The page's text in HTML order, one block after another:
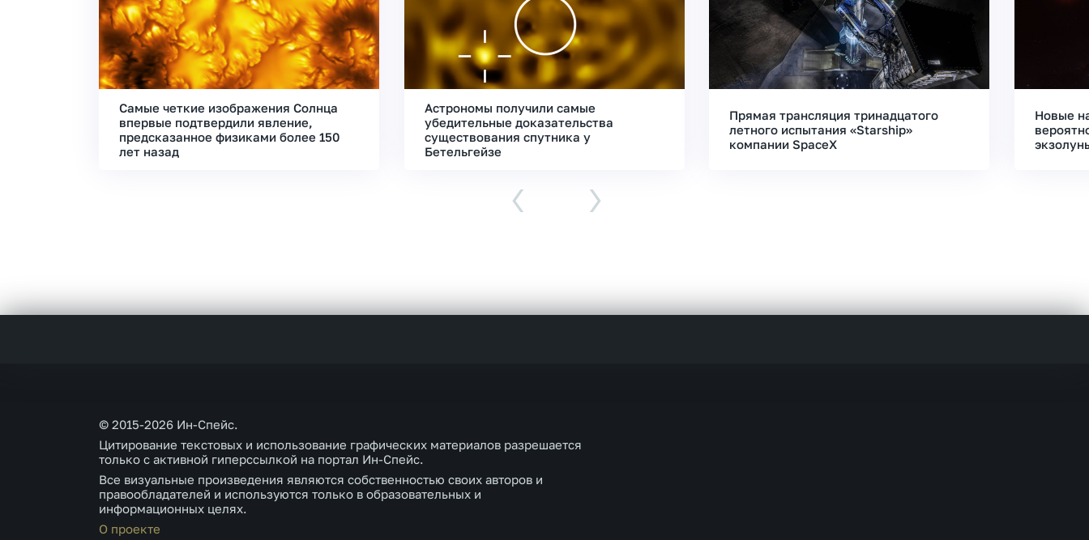
Самые четкие изображения Солнца
впервые подтвердили явление,
предсказанное физиками более 150
лет назад
Астрономы получили самые
убедительные доказательства
существования спутника у
Бетельгейзе
Прямая трансляция тринадцатого
летного испытания «Starship»
компании SpaceX
Новые
‹ ›
© 2015-2026 Ин-Спейс.
Цитирование текстовых и использование графических материалов разрешается
только с активной гиперссылкой на портал Ин-Спейс.
Все визуальные произведения являются собственностью своих авторов и
правообладателей и используются только в образовательных и
информационных целях.
О проекте